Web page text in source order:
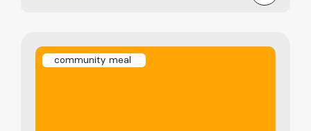
community meal